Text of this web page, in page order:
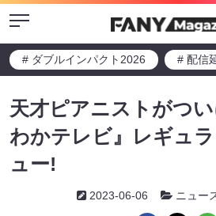
Menu
# ダブルインパクト2026 # 配信
天才ピアニストがつ
わかテレビ』レギュ
ュー!
2023-06-06 ニュー